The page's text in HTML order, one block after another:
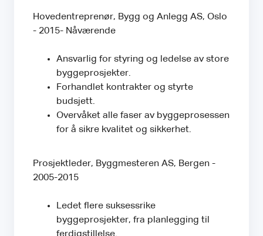
Hovedentreprenør, Bygg og Anlegg AS, Oslo
- 2015- Nåværende
Ansvarlig for styring og ledelse av store
byggeprosjekter.
Forhandlet kontrakter og styrte
budsjett.
Overvåket alle faser av byggeprosessen
for å sikre kvalitet og sikkerhet.
Prosjektleder, Byggmesteren AS, Bergen -
2005-2015
Ledet flere suksessrike
byggeprosjekter, fra planlegging til